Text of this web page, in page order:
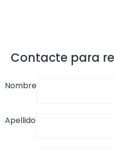
Contacte para
Nombre
Apellido